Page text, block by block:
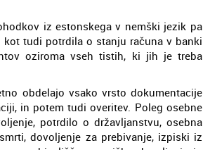
iz estonskega v nemški jezik pa
tudi potrdila o stanju računa v banki
oziroma vseh tistih, ki jih je treba
obdelajo vsako vrsto dokumentacije
in potem tudi overitev. Poleg osebne
potrdilo o državljanstvu, osebna
dovoljenje za prebivanje, izpiski iz